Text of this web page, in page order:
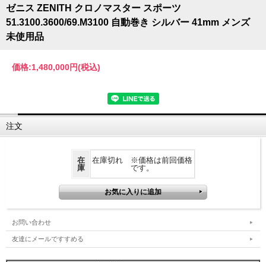
ゼニス ZENITH クロノマスター スポーツ
51.3100.3600/69.M3100 自動巻き シルバー 41mm メンズ
未使用品
価格:1,480,000円(税込)
注文
在
庫
在庫切れ ※価格は前回価格
です。
お問い合わせ
友達にメールですすめる